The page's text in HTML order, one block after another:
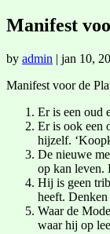
Manifest
by admin | jan 10,
Manifest voor de
Er is een oud
Er is ook een
hijzelf.
De nieuwe
op kan leven.
Hij is geen
heeft. Denken
Waar de
waar hij op